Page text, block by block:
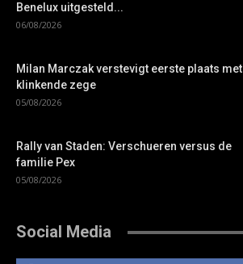
Benelux uitgesteld...
06/08/2026
Milan Marczak verstevigt eerste plaats met
klinkende zege
05/08/2026
Rally van Staden: Verschueren versus de
familie Pex
05/08/2026
Social Media